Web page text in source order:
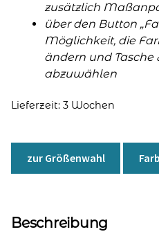
zusätzlich
über den Button
Möglichkeit, die
ändern und Tasche
abzuwählen
Lieferzeit: 3 Wochen
zur Größenwahl
Beschreibung